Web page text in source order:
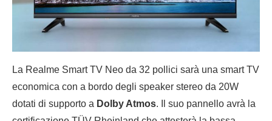
La Realme Smart TV Neo da 32 pollici sarà una smart TV
economica con a bordo degli speaker stereo da 20W
dotati di supporto a Dolby Atmos. Il suo pannello avrà la